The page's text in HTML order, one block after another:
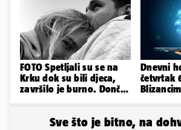
FOTO Spetljali su se na
Krku dok su bili djeca,
završilo je burno. Dončić
Dnevni
četvrtak
Sve što je bitno, na